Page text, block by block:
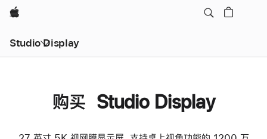
Apple
Studio Display
购买 Studio Display